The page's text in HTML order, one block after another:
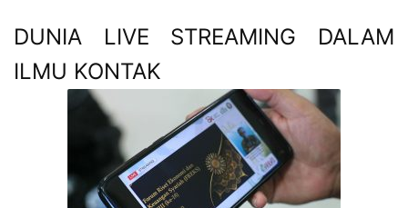
DUNIA LIVE STREAMING DALAM
ILMU KONTAK